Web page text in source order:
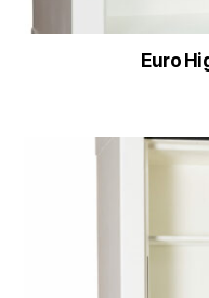
Euro